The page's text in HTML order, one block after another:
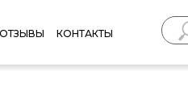
ОТЗЫВЫ КОНТАКТЫ